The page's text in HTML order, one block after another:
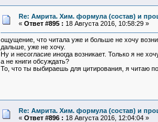
Re: Амрита. Хим. формула (состав) и
« Ответ #895 : 18 Августа 2016, 10:58:29 »
ощущение, что читала уже и больше не хочу
дальше, уже не хочу.
Ну и несогласие иногда возникает. Только я не
а не книги обсуждать?
То, что ты выбираешь для цитирования, я читаю
Re: Амрита. Хим. формула (состав) и
« Ответ #896 : 18 Августа 2016, 12:04:04 »